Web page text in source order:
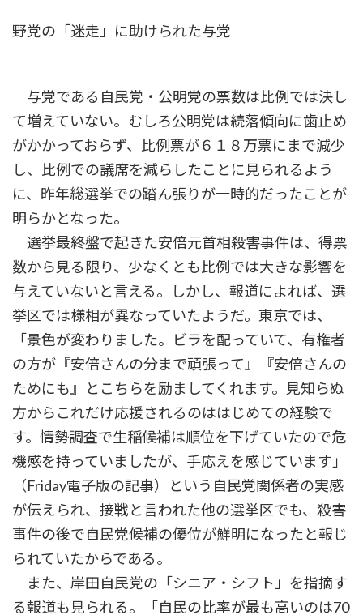
野党の「迷走」に助けられた与党
与党である自民党・公明党の票数は比例では決し
て増えていない。むしろ公明党は続落傾向に歯止め
がかかっておらず、比例票が６１８万票にまで減少
し、比例での議席を減らしたことに見られるよう
に、昨年総選挙での踏ん張りが一時的だったことが
明らかとなった。
選挙最終盤で起きた安倍元首相殺害事件は、得票
数から見る限り、少なくとも比例では大きな影響を
与えていないと言える。しかし、報道によれば、選
挙区では様相が異なっていたようだ。東京では、
「景色が変わりました。ビラを配っていて、有権者
の方が『安倍さんの分まで頑張って』『安倍さんの
ためにも』とこちらを励ましてくれます。見知らぬ
方からこれだけ応援されるのははじめての経験で
す。情勢調査で生稲候補は順位を下げていたので危
機感を持っていましたが、手応えを感じています」
（Friday電子版の記事）という自民党関係者の実感
が伝えられ、接戦と言われた他の選挙区でも、殺害
事件の後で自民党候補の優位が鮮明になったと報じ
られていたからである。
また、岸田自民党の「シニア・シフト」を指摘す
る報道も見られる。「自民の比率が最も高いのは70